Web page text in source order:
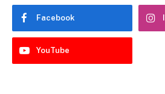
Facebook
YouTube